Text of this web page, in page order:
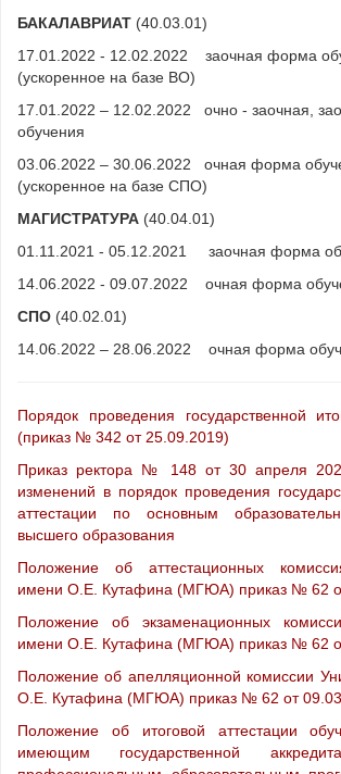
БАКАЛАВРИАТ (40.03.01)
17.01.2022 - 12.02.2022 заочная форма
(ускоренное на базе ВО)
17.01.2022 – 12.02.2022 очно - заочная,
обучения
03.06.2022 – 30.06.2022 очная форма
(ускоренное на базе СПО)
МАГИСТРАТУРА (40.04.01)
01.11.2021 - 05.12.2021
заочная форма
14.06.2022 - 09.07.2022 очная форма
СПО (40.02.01)
14.06.2022 – 28.06.2022 очная форма
Порядок проведения государственной
(приказ № 342 от 25.09.2019)
Приказ ректора № 148 от 30 апреля
изменений в порядок проведения
аттестации по основным
высшего образования
Положение об аттестационных
имени О.Е. Кутафина (МГЮА) приказ № 62
Положение об экзаменационных
имени О.Е. Кутафина (МГЮА) приказ № 62
Положение об апелляционной комиссии
О.Е. Кутафина (МГЮА) приказ № 62 от
Положение об итоговой аттестации
имеющим государственной